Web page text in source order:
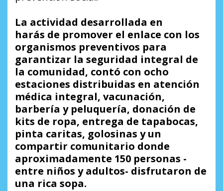
La actividad desarrollada en
harás de promover el enlace con los
organismos preventivos para
garantizar la seguridad integral de
la comunidad, contó con ocho
estaciones distribuidas en atención
médica integral, vacunación,
barbería y peluquería, donación de
kits de ropa, entrega de tapabocas,
pinta caritas, golosinas y un
compartir comunitario donde
aproximadamente 150 personas -
entre niños y adultos- disfrutaron de
una rica sopa.